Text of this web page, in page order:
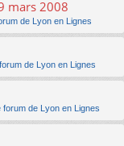
mars 2008
de Lyon en Lignes
forum de Lyon en Lignes
forum de Lyon en Lignes